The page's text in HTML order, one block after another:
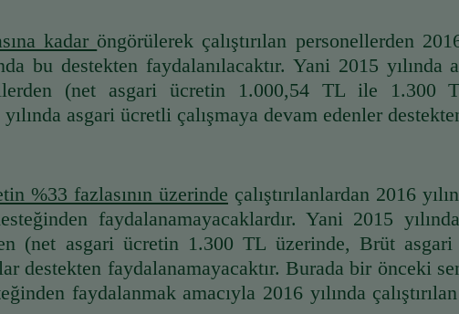
kadar öngörülerek çalıştırılan personellerden
bu destekten faydalanılacaktır. Yani 2015
(net asgari ücretin 1.000,54 TL ile 1.300
asgari ücretli çalışmaya devam edenler
%33 fazlasının üzerinde çalıştırılanlardan 2016
faydalanamayacaklardır. Yani 2015
(net asgari ücretin 1.300 TL üzerinde, Brüt
destekten faydalanamayacaktır. Burada bir önceki
faydalanmak amacıyla 2016 yılında